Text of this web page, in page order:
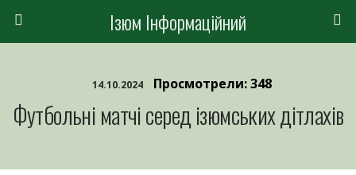
Ізюм Інформаційний
14.10.2024 Просмотрели: 348
Футбольні матчі серед ізюмських дітлахів